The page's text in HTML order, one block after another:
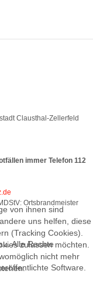
Clausthal-Zellerfeld
immer Telefon 112
Ortsbrandmeister
Alle Rechte
Software.
von ihnen sind
uns helfen, diese
(Tracking Cookies).
zulassen möchten.
nicht mehr